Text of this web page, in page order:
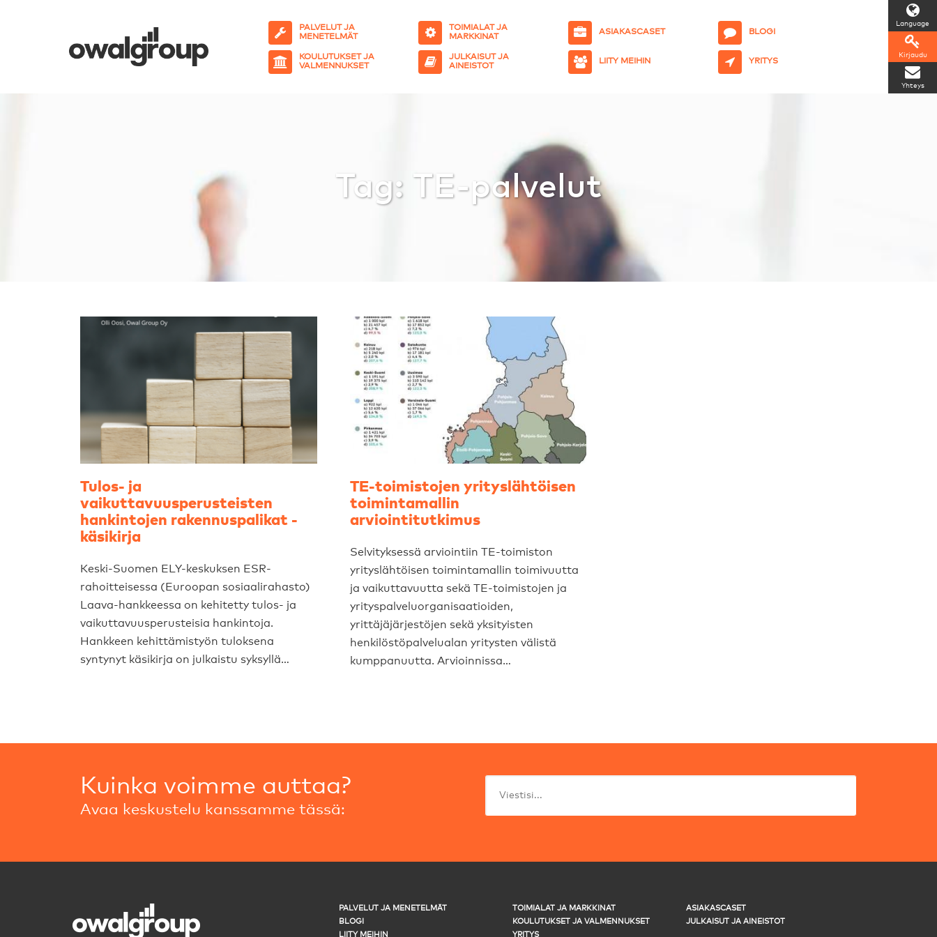
Language
Kirjaudu
Yhteys
PALVELUT JA
MENETELMÄT
TOIMIALAT JA
MARKKINAT
ASIAKASCASET BLOGI
KOULUTUKSET JA
VALMENNUKSET
JULKAISUT JA
AINEISTOT
LIITY MEIHIN YRITYS
Tag: TE-palvelut
Tulos- ja
vaikuttavuusperusteisten
hankintojen rakennuspalikat -
käsikirja
Keski-Suomen ELY-keskuksen ESR-
rahoitteisessa (Euroopan sosiaalirahasto)
Laava-hankkeessa on kehitetty tulos- ja
vaikuttavuusperusteisia hankintoja.
Hankkeen kehittämistyön tuloksena
syntynyt käsikirja on julkaistu syksyllä…
TE-toimistojen yrityslähtöisen
toimintamallin
arviointitutkimus
Selvityksessä arviointiin TE-toimiston
yrityslähtöisen toimintamallin toimivuutta
ja vaikuttavuutta sekä TE-toimistojen ja
yrityspalveluorganisaatioiden,
yrittäjäjärjestöjen sekä yksityisten
henkilöstöpalvelualan yritysten välistä
kumppanuutta. Arvioinnissa…
Kuinka voimme auttaa?
Avaa keskustelu kanssamme tässä:
PALVELUT JA MENETELMÄT TOIMIALAT JA MARKKINAT
ASIAKASCASET
BLOGI
KOULUTUKSET JA VALMENNUKSET
JULKAISUT JA AINEISTOT
LIITY MEIHIN
YRITYS